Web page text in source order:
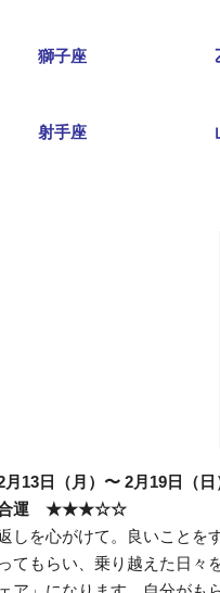
獅子座
射手座
月13日（月）〜 2月19日（
合運 ★★★☆☆
しを心がけて。良いことを
てもらい、乗り越えた日々